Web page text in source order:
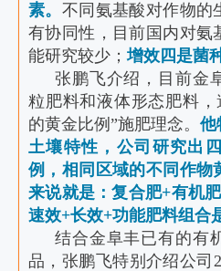
素。 不同氨基酸对作物的
有协同性，目前国内对氨
能研究较少；增效四是菌种
张鹏飞介绍，目前金
粒肥料和液体形态肥料
的黄金比例”施肥理念。 他
土壤特性，公司研究出
例，相同区域的不同作物
来说就是：复合肥+有机
速效+长效+功能肥料组合
结合金阜丰已有的有
品，张鹏飞特别介绍公司